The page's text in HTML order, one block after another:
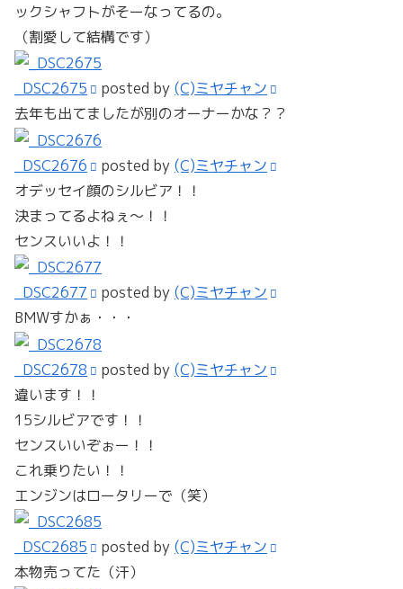
ックシャフトがそーなってるの。
（割愛して結構です）
_DSC2675 posted by (C)ミヤチャン
去年も出てましたが別のオーナーかな？？
_DSC2676 posted by (C)ミヤチャン
オデッセイ顔のシルビア！！
決まってるよねぇ～！！
センスいいよ！！
_DSC2677 posted by (C)ミヤチャン
BMWすかぁ・・・
_DSC2678 posted by (C)ミヤチャン
違います！！
15シルビアです！！
センスいいぞぉー！！
これ乗りたい！！
エンジンはロータリーで（笑）
_DSC2685 posted by (C)ミヤチャン
本物売ってた（汗）